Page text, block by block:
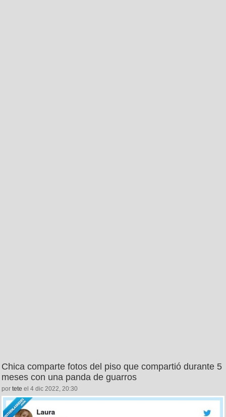
Chica comparte fotos del piso que compartió durante 5
meses con una panda de guarros
por tete el 4 dic 2022, 20:30